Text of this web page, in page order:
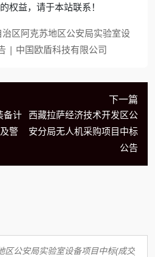
权益，请于本站联系！
区阿克苏地区公安局实验室设
| 中国欧盾科技有限公司
备计
警
下一篇
西藏拉萨经济技术开发区公
安分局无人机采购项目中标
公告